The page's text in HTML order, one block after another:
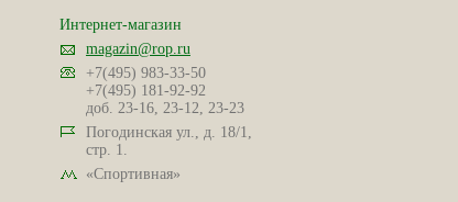
Интернет-магазин
magazin@rop.ru
+7(495) 983-33-50
+7(495) 181-92-92
доб. 23-16, 23-12, 23-23
Погодинская ул., д. 18/1,
стр. 1.
«Спортивная»